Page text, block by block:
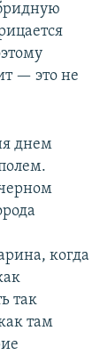
— это не
днем
когда
так
там